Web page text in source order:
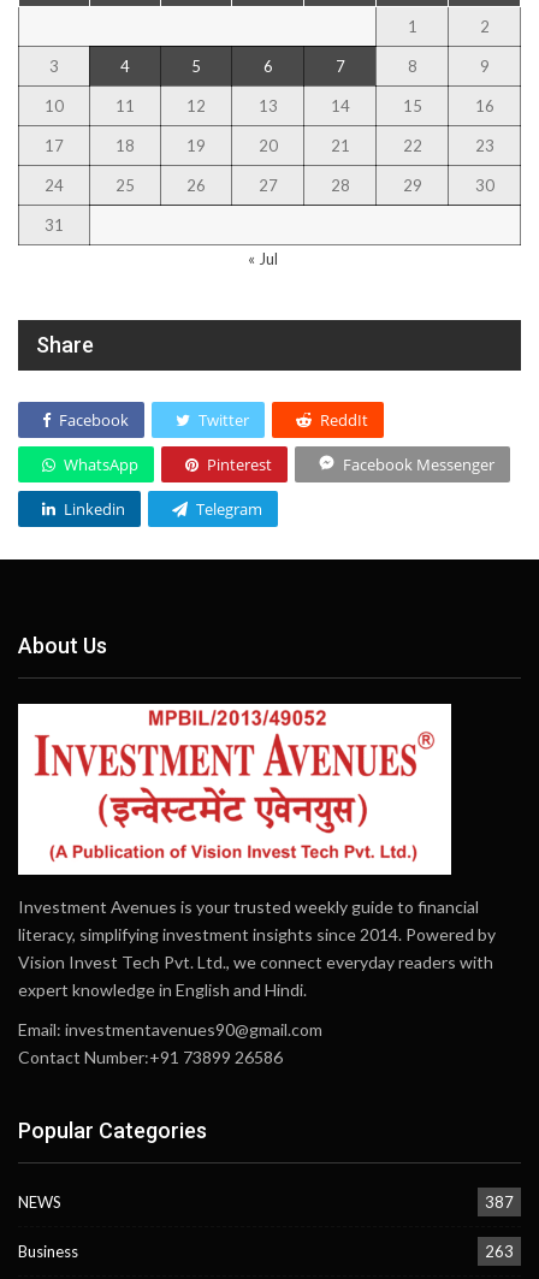
1 2
3 4 5 6 7 8 9
10 11 12 13 14 15 16
17 18 19 20 21 22 23
24 25 26 27 28 29 30
31
« Jul
Share
Facebook Twitter ReddIt
WhatsApp Pinterest Facebook Messenger
Linkedin Telegram
About Us
Investment Avenues is your trusted weekly guide to financial
literacy, simplifying investment insights since 2014. Powered by
Vision Invest Tech Pvt. Ltd., we connect everyday readers with
expert knowledge in English and Hindi.
Email: investmentavenues90@gmail.com
Contact Number:+91 73899 26586
Popular Categories
NEWS 387
Business 263